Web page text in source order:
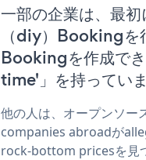
一部の企業は、最
（diy）Booking
Bookingを作成で
time'」を持っていま
他の人は、オープンソー
companies abroadが
rock-bottom pricesを見